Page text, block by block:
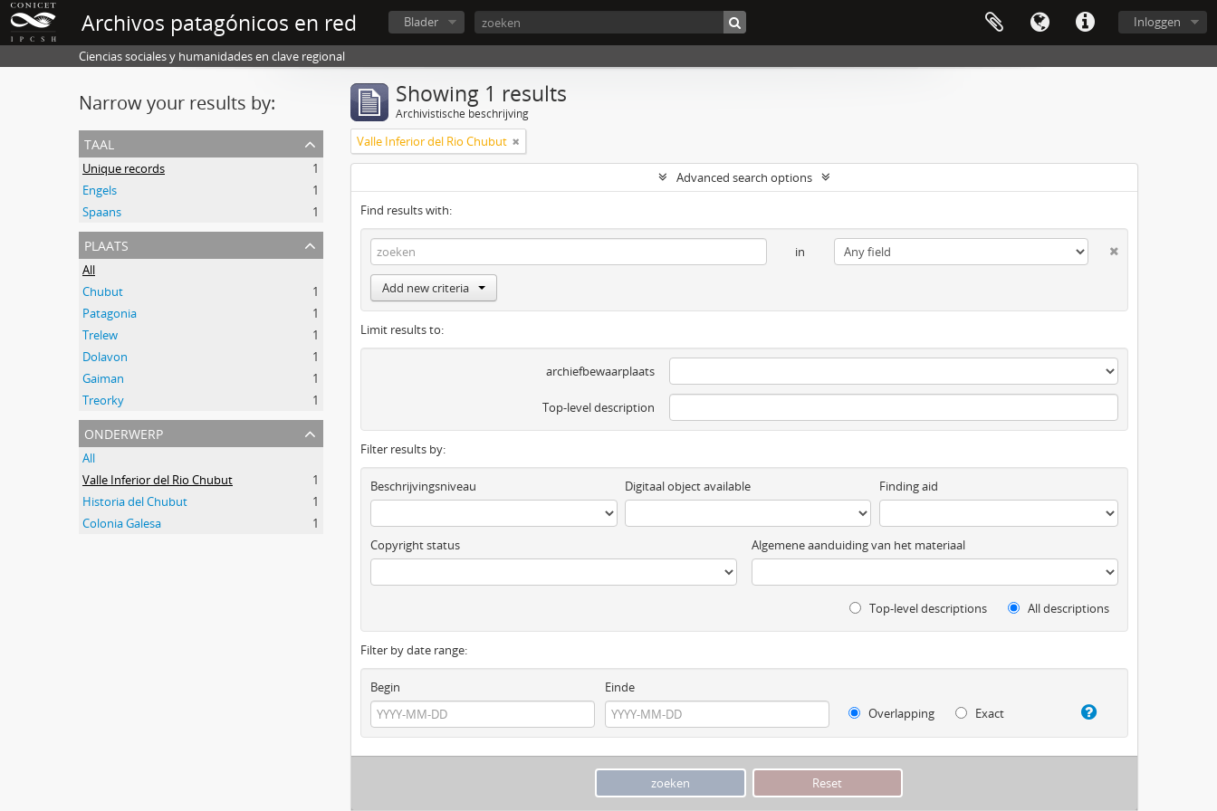
Archivos patagónicos en red Inloggen
Blader
Ciencias sociales y humanidades en clave regional
Narrow your results by:
taal
Unique records
1
Engels
1
Spaans
1
plaats
All
Chubut
1
Patagonia
1
Trelew
1
Dolavon
1
Gaiman
1
Treorky
1
onderwerp
All
Valle Inferior del Rio Chubut
1
Historia del Chubut
1
Colonia Galesa
1
Showing 1 results
Archivistische beschrijving
Valle Inferior del Rio Chubut
Advanced search options
Find results with:
in
Add new criteria
Limit results to:
archiefbewaarplaats
Top-level description
Filter results by:
Beschrijvingsniveau Digitaal object available Finding aid
Copyright status Algemene aanduiding van het materiaal
Top-level descriptions All descriptions
Filter by date range:
Begin
Einde
Overlapping
Exact